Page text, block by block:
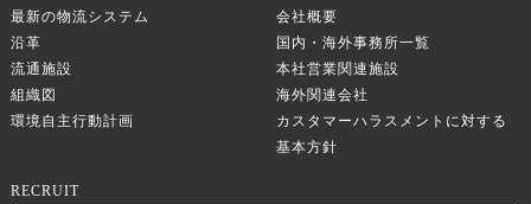
最新の物流システム
会社概要
沿革
国内・海外事務所一覧
流通施設
本社営業関連施設
組織図
海外関連会社
環境自主行動計画
カスタマーハラスメントに対する
基本方針
RECRUIT